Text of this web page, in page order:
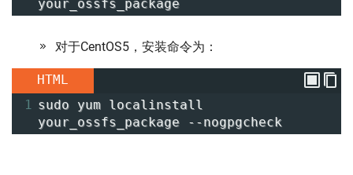
your_ossfs_package
对于CentOS5，安装命令为：
HTML
1 sudo yum localinstall
your_ossfs_package --nogpgcheck